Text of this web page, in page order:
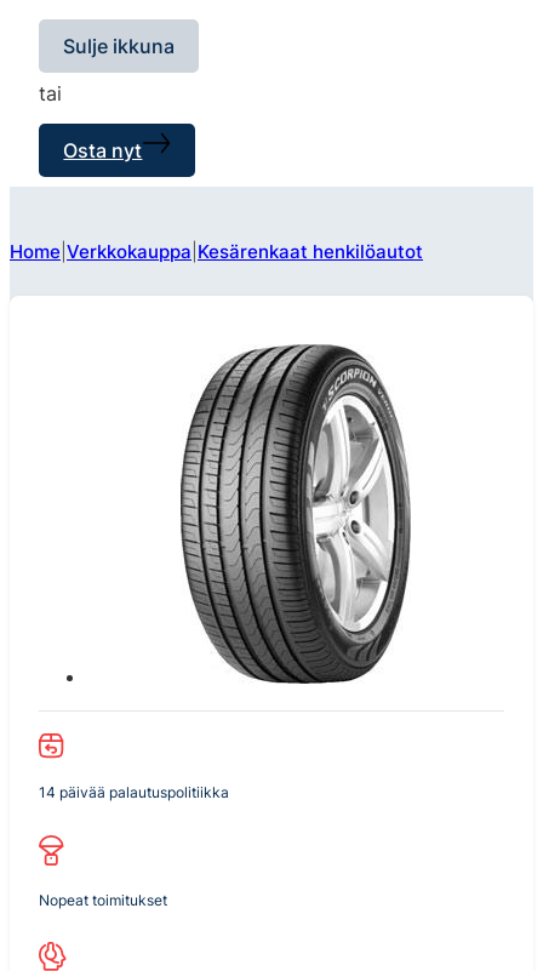
Sulje ikkuna
tai
Osta nyt
Home Verkkokauppa Kesärenkaat henkilöautot
14 päivää palautuspolitiikka
Nopeat toimitukset